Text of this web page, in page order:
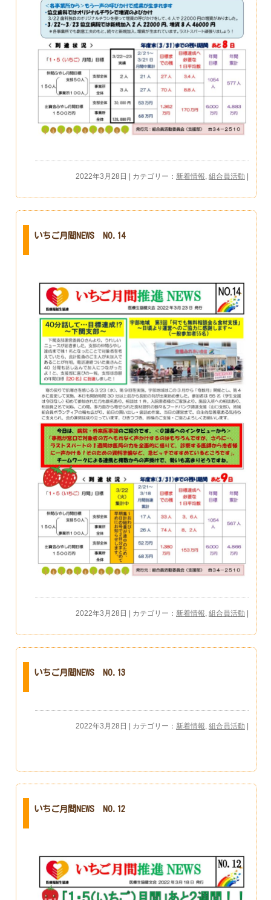
2022年3月28日 | カテゴリー： 新着情報, 組合員活動
いちご月間NEWS NO.14
2022年3月28日 | カテゴリー： 新着情報 組合員活動 |
いちご月間NEWS NO.13
2022年3月28日 | カテゴリー： 新着情報 組合員活動 |
いちご月間NEWS NO.12